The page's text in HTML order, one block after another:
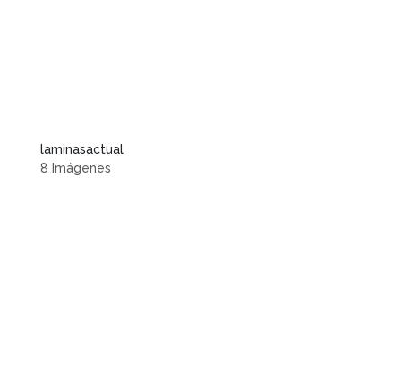
laminasactual
8 Imágenes